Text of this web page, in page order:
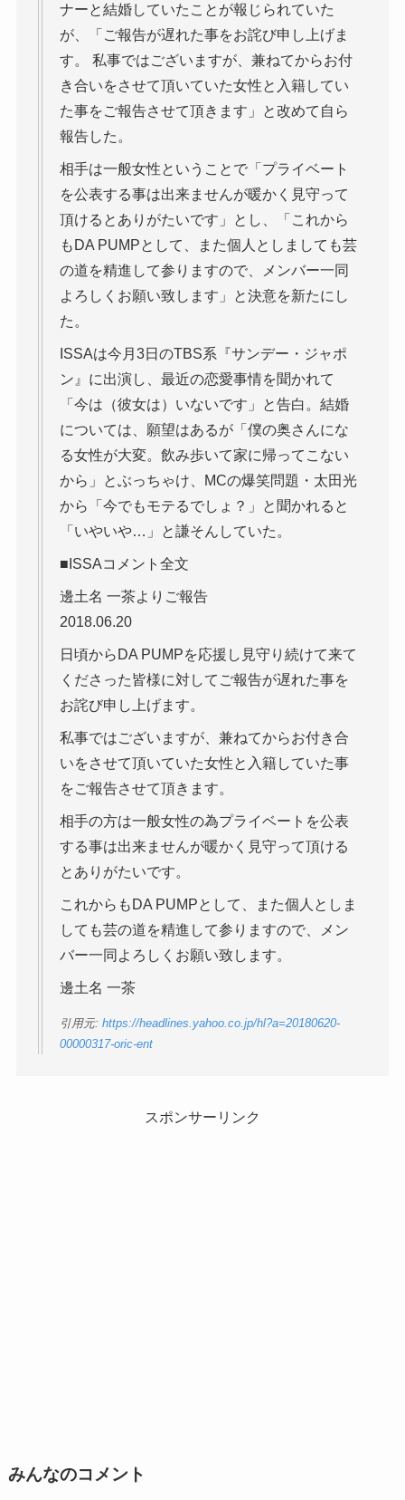
ナーと結婚していたことが報じられていた
が、「ご報告が遅れた事をお詫び申し上げま
す。 私事ではございますが、兼ねてからお付
き合いをさせて頂いていた女性と入籍してい
た事をご報告させて頂きます」と改めて自ら
報告した。
相手は一般女性ということで「プライベート
を公表する事は出来ませんが暖かく見守って
頂けるとありがたいです」とし、「これから
もDA PUMPとして、また個人としましても芸
の道を精進して参りますので、メンバー一同
よろしくお願い致します」と決意を新たにし
た。
ISSAは今月3日のTBS系『サンデー・ジャポ
ン』に出演し、最近の恋愛事情を聞かれて
「今は（彼女は）いないです」と告白。結婚
については、願望はあるが「僕の奥さんにな
る女性が大変。飲み歩いて家に帰ってこない
から」とぶっちゃけ、MCの爆笑問題・太田光
から「今でもモテるでしょ？」と聞かれると
「いやいや…」と謙そんしていた。
■ISSAコメント全文
邊土名 一茶よりご報告
2018.06.20
日頃からDA PUMPを応援し見守り続けて来て
くださった皆様に対してご報告が遅れた事を
お詫び申し上げます。
私事ではございますが、兼ねてからお付き合
いをさせて頂いていた女性と入籍していた事
をご報告させて頂きます。
相手の方は一般女性の為プライベートを公表
する事は出来ませんが暖かく見守って頂ける
とありがたいです。
これからもDA PUMPとして、また個人としま
しても芸の道を精進して参りますので、メン
バー一同よろしくお願い致します。
邊土名 一茶
引用元: https://headlines.yahoo.co.jp/hl?a=20180620-
00000317-oric-ent
スポンサーリンク
みんなのコメント